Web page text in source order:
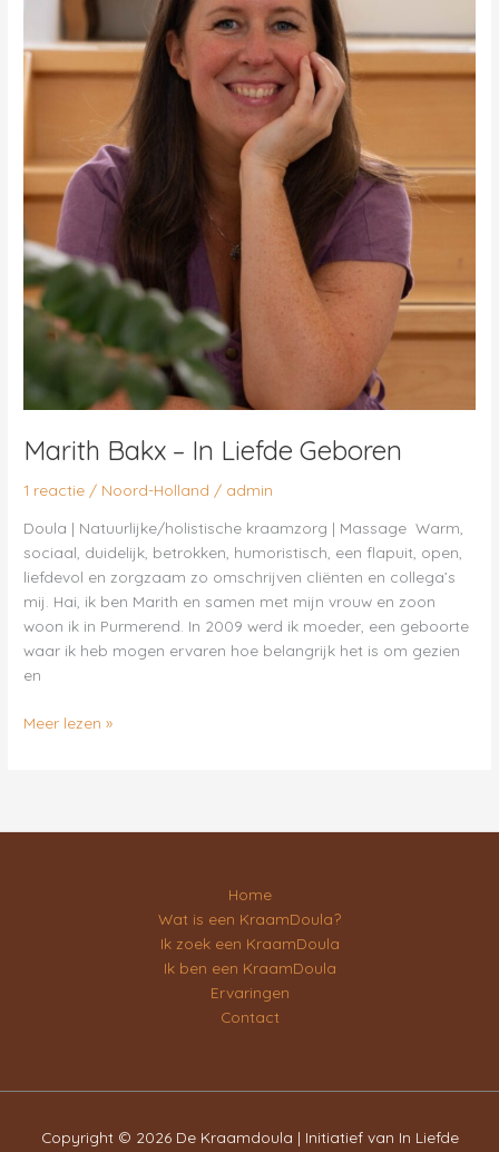
Marith Bakx – In Liefde Geboren
1 reactie / Noord-Holland / admin
Doula | Natuurlijke/holistische kraamzorg | Massage Warm,
sociaal, duidelijk, betrokken, humoristisch, een flapuit, open,
liefdevol en zorgzaam zo omschrijven cliënten en collega’s
mij. Hai, ik ben Marith en samen met mijn vrouw en zoon
woon ik in Purmerend. In 2009 werd ik moeder, een geboorte
waar ik heb mogen ervaren hoe belangrijk het is om gezien
en
Meer lezen »
Home
Wat is een KraamDoula?
Ik zoek een KraamDoula
Ik ben een KraamDoula
Ervaringen
Contact
Copyright © 2026 De Kraamdoula | Initiatief van In Liefde